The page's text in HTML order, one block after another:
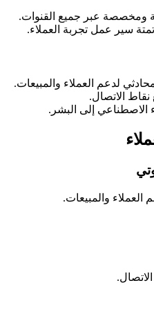
ومخصصة عبر جميع القنوات.
سير عمل تجربة العملاء.
لدعم العملاء والمبيعات.
الاتصال.
إلى البشر.
والمبيعات.